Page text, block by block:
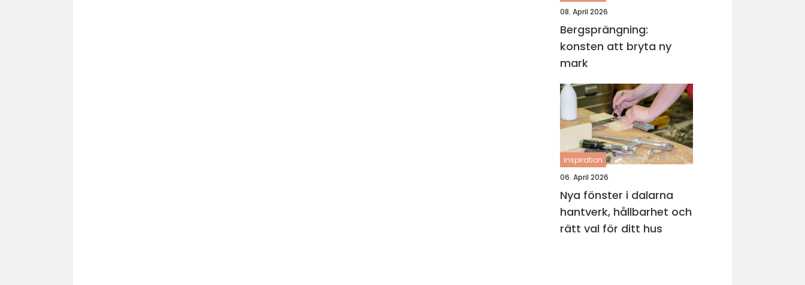
08. April 2026
Bergsprängning:
konsten att bryta ny
mark
inspiration
06. April 2026
Nya fönster i dalarna
hantverk, hållbarhet och
rätt val för ditt hus